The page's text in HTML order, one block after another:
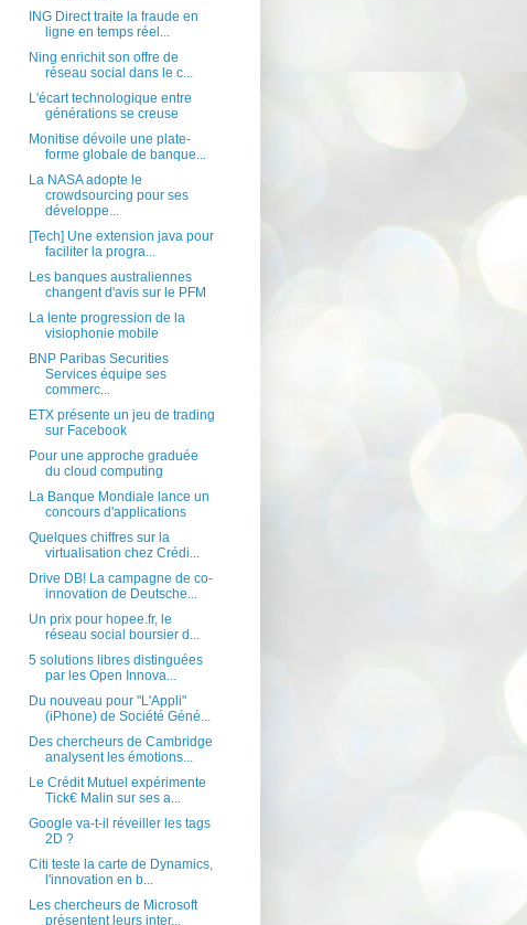
ING Direct traite la fraude en
ligne en temps réel...
Ning enrichit son offre de
réseau social dans le c...
L'écart technologique entre
générations se creuse
Monitise dévoile une plate-
forme globale de banque...
La NASA adopte le
crowdsourcing pour ses
développe...
[Tech] Une extension java pour
faciliter la progra...
Les banques australiennes
changent d'avis sur le PFM
La lente progression de la
visiophonie mobile
BNP Paribas Securities
Services équipe ses
commerc...
ETX présente un jeu de trading
sur Facebook
Pour une approche graduée
du cloud computing
La Banque Mondiale lance un
concours d'applications
Quelques chiffres sur la
virtualisation chez Crédi...
Drive DB! La campagne de co-
innovation de Deutsche...
Un prix pour hopee.fr, le
réseau social boursier d...
5 solutions libres distinguées
par les Open Innova...
Du nouveau pour "L'Appli"
(iPhone) de Société Géné...
Des chercheurs de Cambridge
analysent les émotions...
Le Crédit Mutuel expérimente
Tick€ Malin sur ses a...
Google va-t-il réveiller les tags
2D ?
Citi teste la carte de Dynamics,
l'innovation en b...
Les chercheurs de Microsoft
présentent leurs inter...